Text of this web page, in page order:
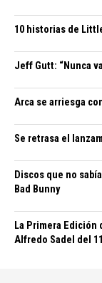
10 historias de
Jeff Gutt: “Nunca
Arca se arriesga
Se retrasa el
Discos que no
Bad Bunny
La Primera Edición
Alfredo Sadel del